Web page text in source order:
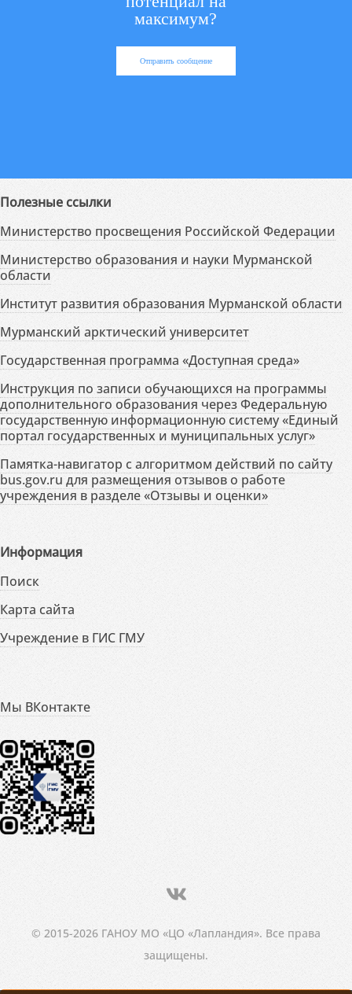
максимум?
Отправить сообщение
Полезные ссылки
Министерство просвещения Российской Федерации
Министерство образования и науки Мурманской
области
Институт развития образования Мурманской области
Мурманский арктический университет
Государственная программа «Доступная среда»
Инструкция по записи обучающихся на программы
дополнительного образования через Федеральную
государственную информационную систему «Единый
портал государственных и муниципальных услуг»
Памятка-навигатор с алгоритмом действий по сайту
bus.gov.ru для размещения отзывов о работе
учреждения в разделе «Отзывы и оценки»
Информация
Поиск
Карта сайта
Учреждение в ГИС ГМУ
Мы ВКонтакте
© 2015-2026 ГАНОУ МО «ЦО «Лапландия». Все права
защищены.